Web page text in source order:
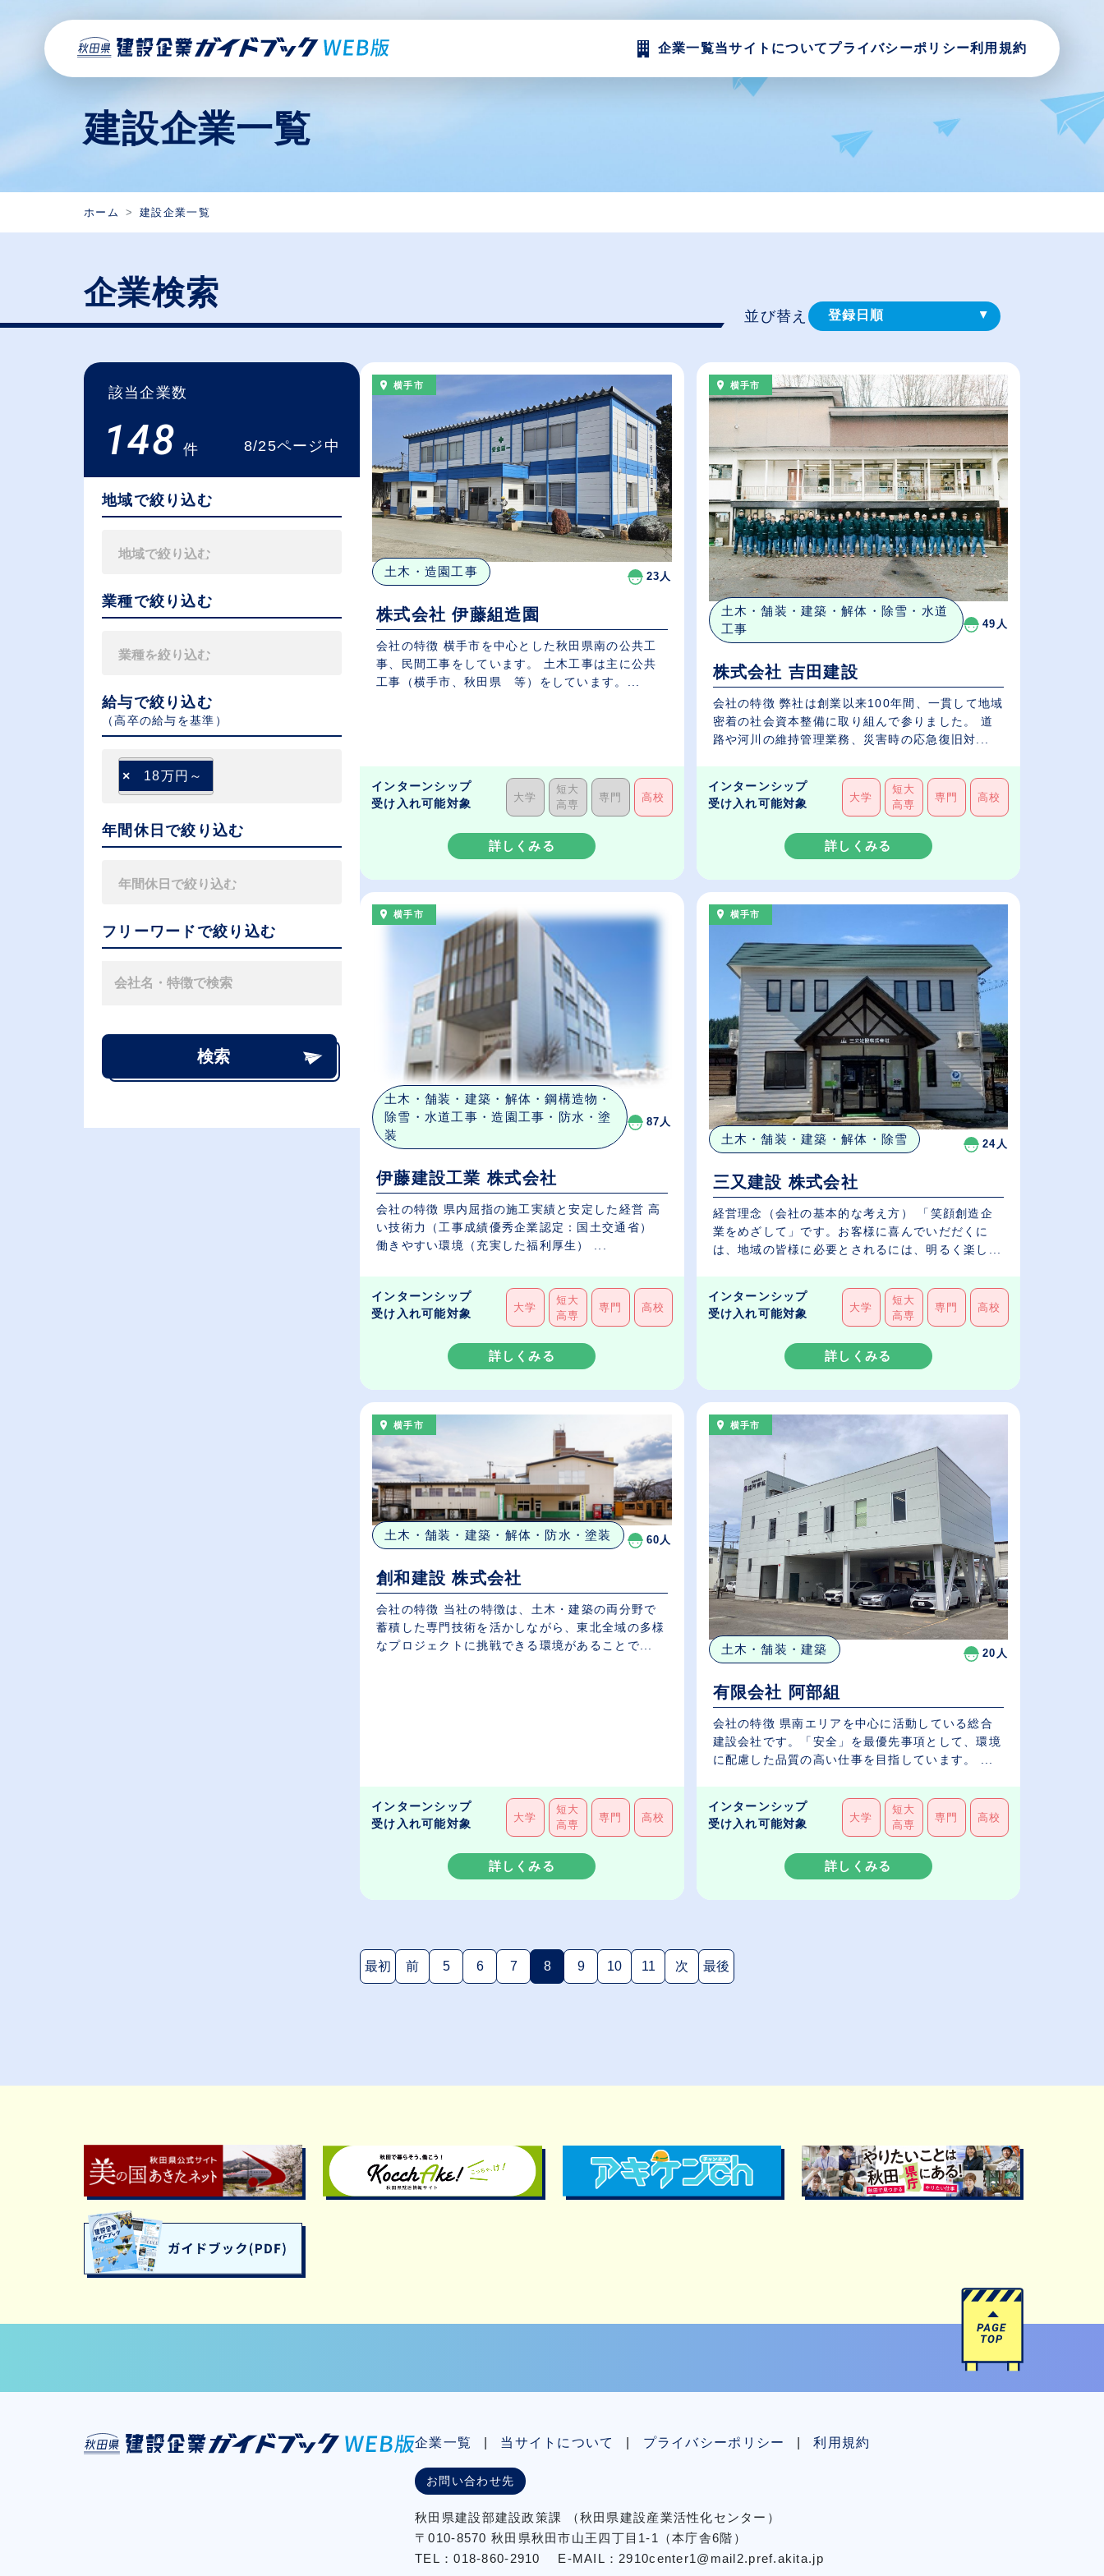
企業一覧当サイトについてプライバシーポリシー利用規約
建設企業一覧
ホーム 建設企業一覧
企業検索
該当企業数
148 件 8/25ページ中
地域で絞り込む
業種で絞り込む
給与で絞り込む
（⾼卒の給与を基準）
× 18万円～
年間休日で絞り込む
フリーワードで絞り込む
検索
並び替え 登録⽇順
（⾼卒の給与を基準）
従業員が多い順
休日数が多い順
横手市
土木・造園工事 23人
株式会社 伊藤組造園
会社の特徴 横手市を中心とした秋田県南の公共工
事、民間工事をしています。 土木工事は主に公共
工事（横手市、秋田県 等）をしています。...
インターンシップ
受け入れ可能対象
大学
短大
高専
専門 高校
詳しくみる
横手市
土木・舗装・建築・解体・除雪・水道
工事
49人
株式会社 吉田建設
会社の特徴 弊社は創業以来100年間、一貫して地域
密着の社会資本整備に取り組んで参りました。 道
路や河川の維持管理業務、災害時の応急復旧対...
インターンシップ
受け入れ可能対象
大学
短大
高専
専門 高校
詳しくみる
横手市
土木・舗装・建築・解体・鋼構造物・
除雪・水道工事・造園工事・防水・塗
装
87人
伊藤建設工業 株式会社
会社の特徴 県内屈指の施工実績と安定した経営 高
い技術力（工事成績優秀企業認定：国土交通省）
インターンシップ
受け入れ可能対象
大学
短大
高専
専門 高校
詳しくみる
横手市
土木・舗装・建築・解体・除雪 24人
三又建設 株式会社
経営理念（会社の基本的な考え方） 「笑顔創造企
業をめざして」です。お客様に喜んでいだだくに
は、地域の皆様に必要とされるには、明るく楽し...
インターンシップ
受け入れ可能対象
大学
短大
高専
専門 高校
詳しくみる
横手市
土木・舗装・建築・解体・防水・塗装 60人
創和建設 株式会社
会社の特徴 当社の特徴は、土木・建築の両分野で
蓄積した専門技術を活かしながら、東北全域の多様
なプロジェクトに挑戦できる環境があることで...
インターンシップ
受け入れ可能対象
大学
短大
高専
専門 高校
詳しくみる
横手市
土木・舗装・建築 20人
有限会社 阿部組
会社の特徴 県南エリアを中心に活動している総合
建設会社です。「安全」を最優先事項として、環境
に配慮した品質の高い仕事を目指しています。 ...
インターンシップ
受け入れ可能対象
大学
短大
高専
専門 高校
詳しくみる
最初 前 5 6 7 8(現在のページ)
9 10 11 次 最後
企業一覧 当サイトについて プライバシーポリシー 利用規約
お問い合わせ先
秋⽥県建設部建設政策課
（秋⽥県建設産業活性化センター）
〒010-8570 秋田県秋田市⼭王四丁⽬1-1（本庁舎6階）
TEL：018-860-2910 E-MAIL：2910center1@mail2.pref.akita.jp